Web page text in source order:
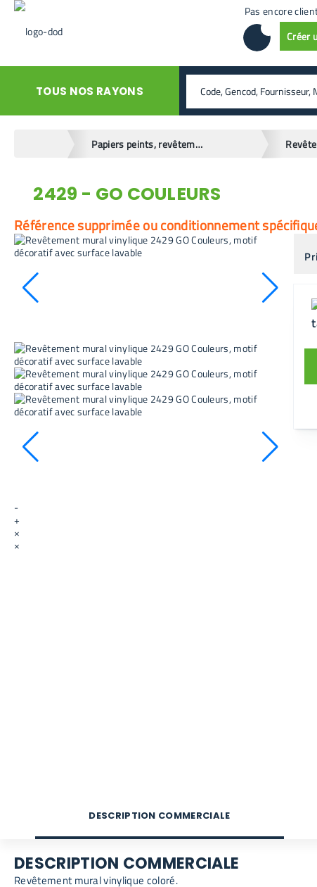
Pas encore
Créer
TOUS NOS RAYONS rechercher
Papiers peints, revêtements muraux
retour en arrière
2429 - GO COULEURS
Référence supprimée ou conditionnement
-
+
×
×
DESCRIPTION COMMERCIALE
DESCRIPTION COMMERCIALE
Revêtement mural vinylique coloré.